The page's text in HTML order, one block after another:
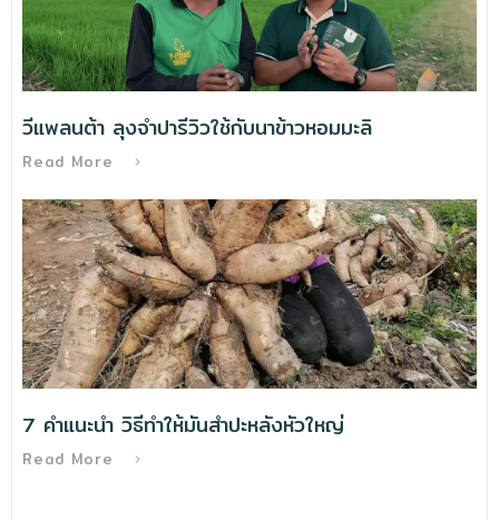
วีแพลนต้า ลุงจำปารีวิวใช้กับนาข้าวหอมมะลิ
Read More
7 คำแนะนำ วิธีทําให้มันสำปะหลังหัวใหญ่
Read More